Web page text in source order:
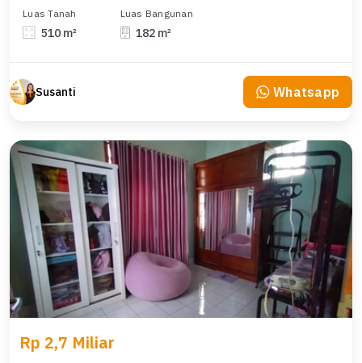
Luas Tanah
510 m²
Luas Bangunan
182 m²
Susanti Whatsapp
Rp 2,7 Miliar